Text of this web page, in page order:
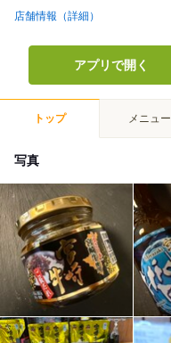
店舗情報（詳細）
アプリで開く
トップ メニュー
写真